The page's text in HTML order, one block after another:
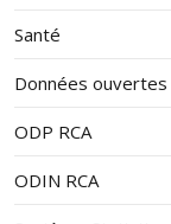
Santé
Données ouvertes
ODP RCA
ODIN RCA